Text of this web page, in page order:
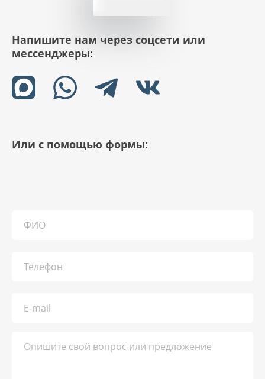
Напишите нам через соцсети или
мессенджеры:
Или с помощью формы: